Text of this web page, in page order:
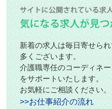
新着の求人は毎日寄せら
多くございます。
介護職専任のコーディネ
をサポートいたします。
お気軽にご相談ください。
>>お仕事紹介の流れ